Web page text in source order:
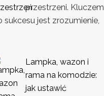
przestrzeni. Kluczem
sukcesu jest zrozumienie,
Lampka, wazon i
rama na komodzie:
jak ustawić